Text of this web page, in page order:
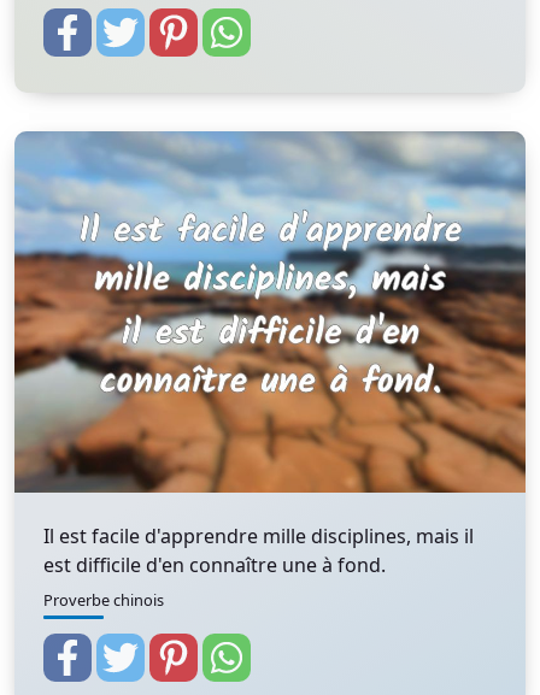
Il est facile d'apprendre mille disciplines, mais il
est difficile d'en connaître une à fond.
Proverbe chinois